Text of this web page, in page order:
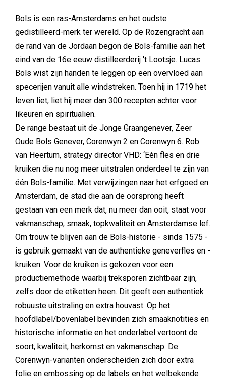
Bols is een ras-Amsterdams en het oudste
gedistilleerd-merk ter wereld. Op de Rozengracht aan
de rand van de Jordaan begon de Bols-familie aan het
eind van de 16e eeuw distilleerderij 't Lootsje. Lucas
Bols wist zijn handen te leggen op een overvloed aan
specerijen vanuit alle windstreken. Toen hij in 1719 het
leven liet, liet hij meer dan 300 recepten achter voor
likeuren en spiritualiën.
De range bestaat uit de Jonge Graangenever, Zeer
Oude Bols Genever, Corenwyn 2 en Corenwyn 6. Rob
van Heertum, strategy director VHD: ‘Eén fles en drie
kruiken die nu nog meer uitstralen onderdeel te zijn van
één Bols-familie. Met verwijzingen naar het erfgoed en
Amsterdam, de stad die aan de oorsprong heeft
gestaan van een merk dat, nu meer dan ooit, staat voor
vakmanschap, smaak, topkwaliteit en Amsterdamse lef.
Om trouw te blijven aan de Bols-historie - sinds 1575 -
is gebruik gemaakt van de authentieke geneverfles en -
kruiken. Voor de kruiken is gekozen voor een
productiemethode waarbij treksporen zichtbaar zijn,
zelfs door de etiketten heen. Dit geeft een authentiek
robuuste uitstraling en extra houvast. Op het
hoofdlabel/bovenlabel bevinden zich smaaknotities en
historische informatie en het onderlabel vertoont de
soort, kwaliteit, herkomst en vakmanschap. De
Corenwyn-varianten onderscheiden zich door extra
folie en embossing op de labels en het welbekende